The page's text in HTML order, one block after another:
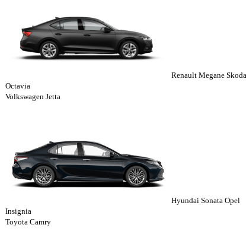
Renault Megane Skoda
Octavia
Volkswagen Jetta
Hyundai Sonata Opel
Insignia
Toyota Camry